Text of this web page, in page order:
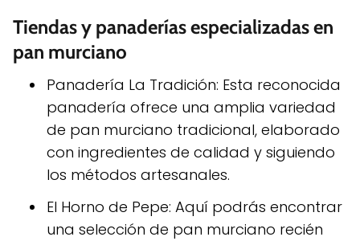
Tiendas y panaderías especializadas en
pan murciano
Panadería La Tradición: Esta reconocida
panadería ofrece una amplia variedad
de pan murciano tradicional, elaborado
con ingredientes de calidad y siguiendo
los métodos artesanales.
El Horno de Pepe: Aquí podrás encontrar
una selección de pan murciano recién